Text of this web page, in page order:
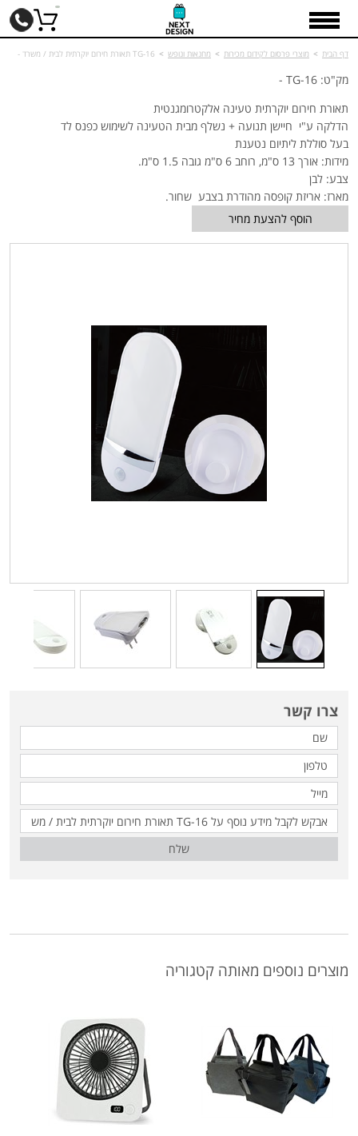
דף הבית > מוצרי פרסום לקידום מכירות > מחנאות ונופש > TG-16 תאורת חירום יוקרתית לבית / משרד -
מק"ט: TG-16 -
תאורת חירום יוקרתית טעינה אלקטרומגנטית
הדלקה ע"י חיישן תנועה + נשלף מבית הטעינה לשימוש כפנס לד
בעל סוללת ליתיום נטענת
מידות: אורך 13 ס"מ, רוחב 6 ס"מ גובה 1.5 ס"מ.
צבע: לבן
מארז: אריזת קופסה מהודרת בצבע שחור.
הוסף להצעת מחיר
צרו קשר
שלח
מוצרים נוספים מאותה קטגוריה